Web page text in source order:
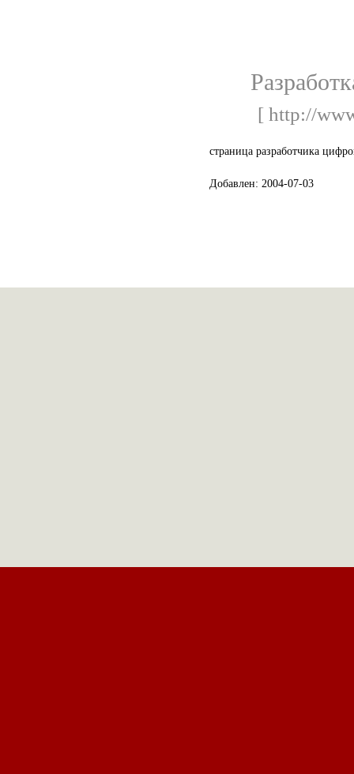
[ http://
страница разработчика
Добавлен: 2004-07-03